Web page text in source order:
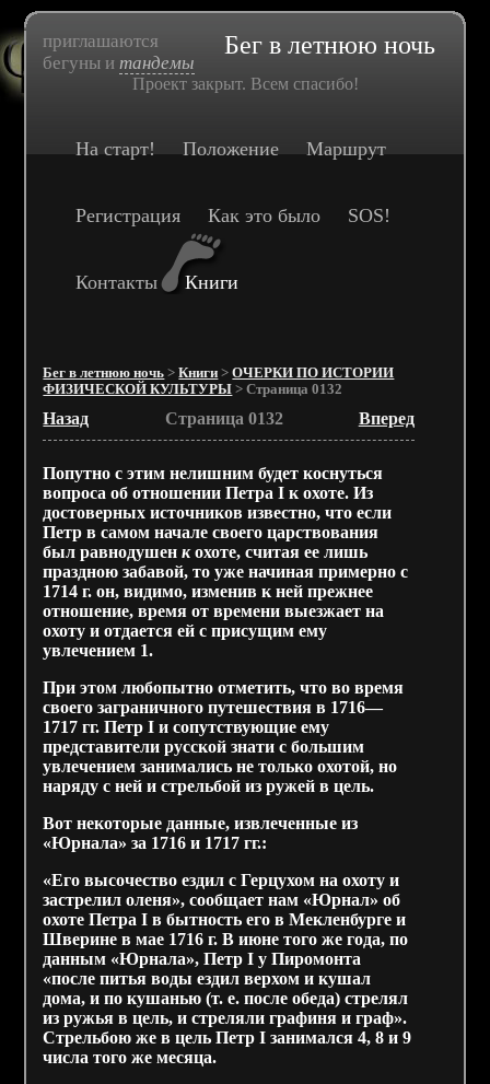
приглашаются
бегуны итандемы
Бег в летнюю ночь
Проект закрыт. Всем спасибо!
На старт! Положение Маршрут
Регистрация Как это было SOS!
Контакты Книги
Бег в летнюю ночь >Книги >ОЧЕРКИ ПО ИСТОРИИ
ФИЗИЧЕСКОЙ КУЛЬТУРЫ > Страница 0132
Назад Страница 0132 Вперед
Попутно с этим нелишним будет коснуться
вопроса об oтношении Петра I к охоте. Из
достоверных источников известно, что если
Петр в самом начале своего царствования
был равнодушенкохоте, считая ее лишь
праздною забавой, то уже начиная примерно с
1714 г. он, видимо, изменив к ней прежнее
отношение, время от времени выезжает на
охоту и отдается ей с присущим ему
увлечением 1.
При этом любопытно отметить, что во время
своего заграничного путешествия в 1716—
1717 гг. Петр I и сопутствующие ему
представители русской знати с большим
увлечением занимались не только охотой, но
наряду с ней и стрельбой из ружей в цель.
Вот некоторые данные, извлеченные из
«Юрнала» за 1716 и 1717 гг.:
«Его высочество ездил с Герцухом на охоту и
застрелил оленя», сообщает нам «Юрнал» об
охоте Петра I в бытность его в Мекленбурге и
Шверине в мае 1716 г. В июне того же года, по
данным «Юрнала», Петр I у Пиромонта
«после питья воды ездил верхом и кушал
дома, и по кушанью (т. е. после обеда) стрелял
из ружья в цель, и стреляли графиня и граф».
Стрельбою же в цель Петр I занимался 4, 8 и 9
числа того же месяца.